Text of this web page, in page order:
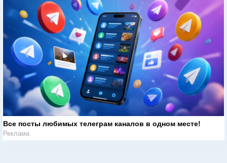
Все посты любимых телеграм каналов в одном месте!
Реклама